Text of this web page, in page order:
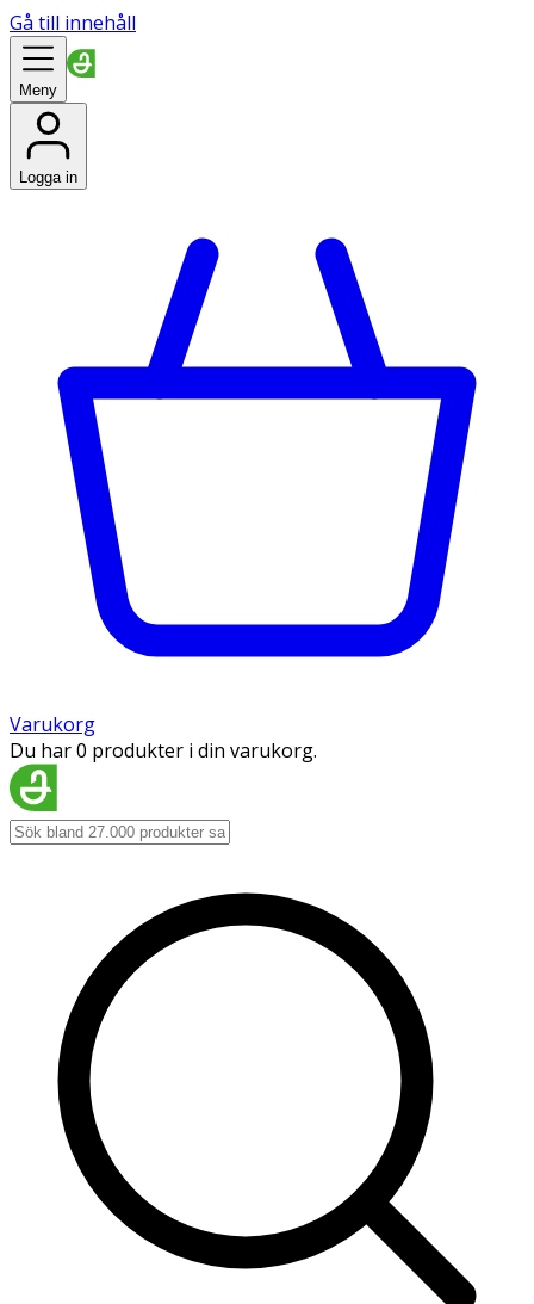
Gå till innehåll
Meny
Logga in
Varukorg
Du har 0 produkter i din varukorg.